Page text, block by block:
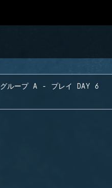
グループ A - プレイ DAY 6